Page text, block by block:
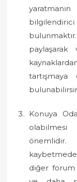
Konuya
önemlidir.
diğer forum